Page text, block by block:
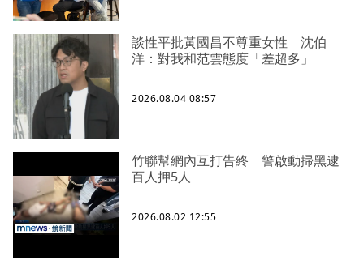
談性平批黃國昌不尊重女性 沈伯
洋：對我和范雲態度「差超多」
2026.08.04 08:57
竹聯幫網內互打告終 警啟動掃黑逮
百人押5人
2026.08.02 12:55